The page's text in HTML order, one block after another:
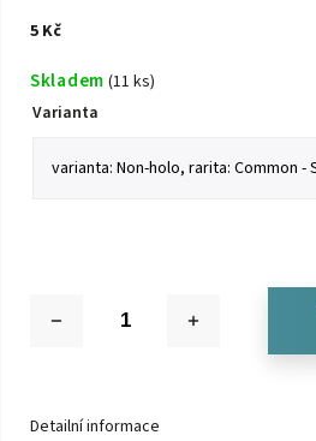
5 Kč
Skladem (11 ks)
Varianta
Detailní informace